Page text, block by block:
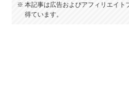
本記事は広告およびアフィリエイト
得ています。